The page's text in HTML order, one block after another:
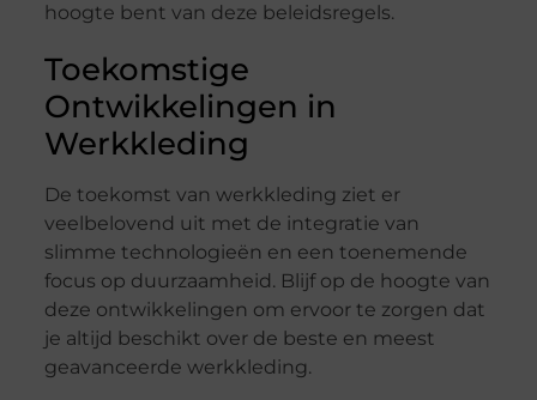
hoogte bent van deze beleidsregels.
Toekomstige
Ontwikkelingen in
Werkkleding
De toekomst van werkkleding ziet er
veelbelovend uit met de integratie van
slimme technologieën en een toenemende
focus op duurzaamheid. Blijf op de hoogte van
deze ontwikkelingen om ervoor te zorgen dat
je altijd beschikt over de beste en meest
geavanceerde werkkleding.